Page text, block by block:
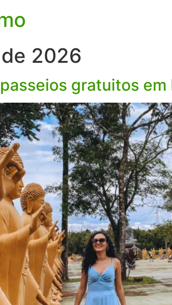
2026
gratuitos em